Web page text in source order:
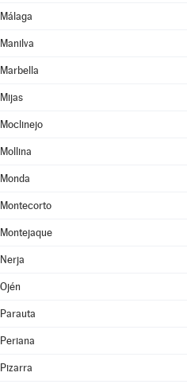
Málaga
Manilva
Marbella
Mijas
Moclinejo
Mollina
Monda
Montecorto
Montejaque
Nerja
Ojén
Parauta
Periana
Pizarra